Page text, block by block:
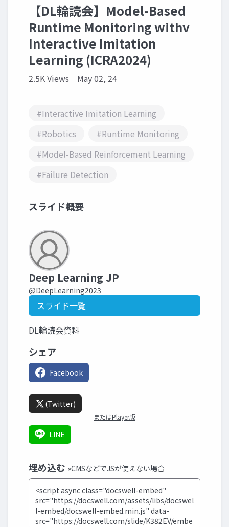
【DL輪読会】Model-Based
Runtime Monitoring withv
Interactive Imitation
Learning (ICRA2024)
2.5K Views May 02, 24
#Interactive Imitation Learning
#Robotics
#Runtime Monitoring
#Model-Based Reinforcement Learning
#Failure Detection
スライド概要
Deep Learning JP
@DeepLearning2023
スライド一覧
DL輪読会資料
シェア
Facebook
(Twitter)
またはPlayer版
LINE
埋め込む »CMSなどでJSが使えない場合